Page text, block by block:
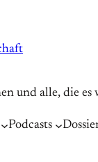
und alle, die es
Podcasts